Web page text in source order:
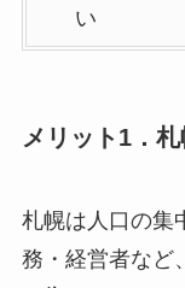
い
メリット1．
札幌は人口の集
務・経営者など